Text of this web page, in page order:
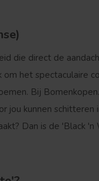
die direct de
het spectaculaire
Bij
jou kunnen schitteren
Dan is de 'Black 'n